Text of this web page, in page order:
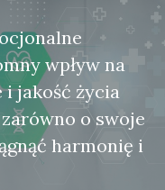
wpływ na
i jakość życia
o swoje
harmonię i